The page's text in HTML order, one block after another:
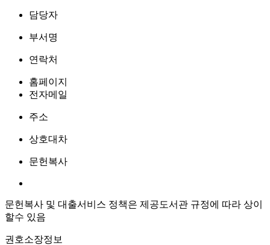
담당자
부서명
연락처
홈페이지
전자메일
주소
상호대차
문헌복사
문헌복사 및 대출서비스 정책은 제공도서관 규정에 따라 상이
할수 있음
권호소장정보